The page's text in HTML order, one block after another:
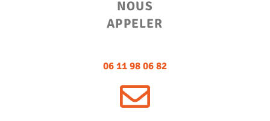
NOUS
APPELER
06 11 98 06 82